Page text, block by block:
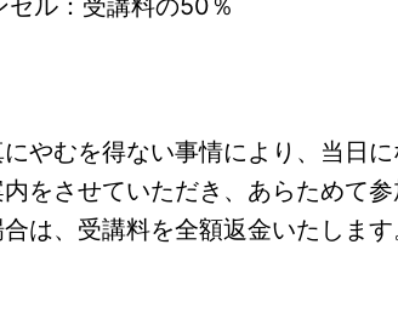
ル：受講料の50％
やむを得ない事情により、当日
をさせていただき、あらためて
は、受講料を全額返金いたします